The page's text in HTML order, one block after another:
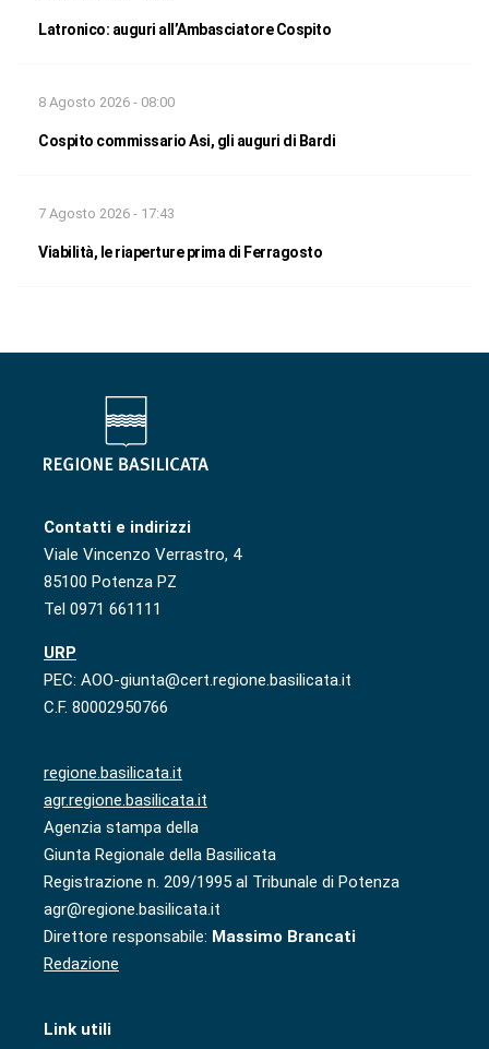
Latronico: auguri all’Ambasciatore Cospito
8 Agosto 2026 - 08:00
Cospito commissario Asi, gli auguri di Bardi
7 Agosto 2026 - 17:43
Viabilità, le riaperture prima di Ferragosto
Contatti e indirizzi
Viale Vincenzo Verrastro, 4
85100 Potenza PZ
Tel 0971 661111
URP
PEC: AOO-giunta@cert.regione.basilicata.it
C.F. 80002950766
regione.basilicata.it
agr.regione.basilicata.it
Agenzia stampa della
Giunta Regionale della Basilicata
Registrazione n. 209/1995 al Tribunale di Potenza
agr@regione.basilicata.it
Direttore responsabile: Massimo Brancati
Redazione
Link utili